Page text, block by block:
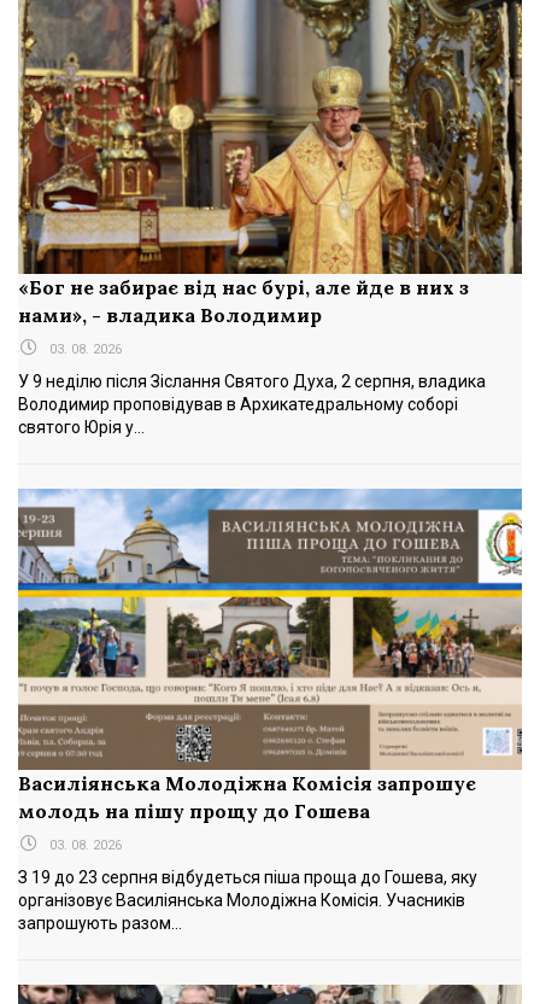
«Бог не забирає від нас бурі, але йде в них з
нами», - владика Володимир
03. 08. 2026
У 9 неділю після Зіслання Святого Духа, 2 серпня, владика
Володимир проповідував в Архикатедральному соборі
святого Юрія у...
Василіянська Молодіжна Комісія запрошує
молодь на пішу прощу до Гошева
03. 08. 2026
З 19 до 23 серпня відбудеться піша проща до Гошева, яку
організовує Василіянська Молодіжна Комісія. Учасників
запрошують разом...